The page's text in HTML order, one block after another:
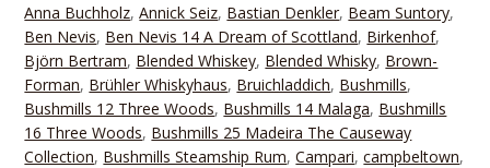
Anna Buchholz,Annick Seiz, Bastian Denkler, Beam Suntory,
Ben Nevis, Ben Nevis 14 A Dream of Scottland, Birkenhof,
Björn Bertram, Blended Whiskey, Blended Whisky, Brown-
Forman, Brühler Whiskyhaus, Bruichladdich, Bushmills,
Bushmills 12 Three Woods, Bushmills 14 Malaga, Bushmills
16 Three Woods, Bushmills 25 Madeira The Causeway
Collection, Bushmills Steamship Rum,Campari,campbeltown,